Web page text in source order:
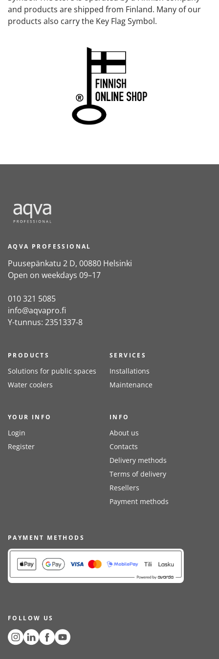
and products are shipped from Finland. Many of our
products also carry the Key Flag Symbol.
AQVA PROFESSIONAL
Puusepänkatu 2 D, 00880 Helsinki
Open on weekdays 09–17
010 321 5085
info@aqvapro.fi
Y-tunnus: 2351337-8
PRODUCTS
Solutions for public spaces
Water coolers
SERVICES
Installations
Maintenance
YOUR INFO
Login
Register
INFO
About us
Contacts
Delivery methods
Terms of delivery
Resellers
Payment methods
PAYMENT METHODS
FOLLOW US